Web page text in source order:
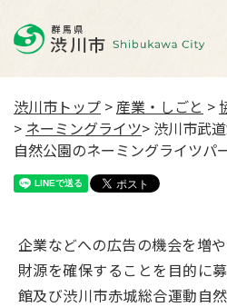
渋川市トップ >産業・しごと >
> ネーミングライツ> 渋川市武
自然公園のネーミングライツパ
企業などへの広告の機会を増
財源を確保することを目的に
館及び渋川市赤城総合運動自